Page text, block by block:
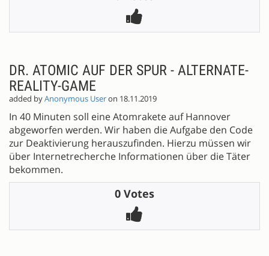
DR. ATOMIC AUF DER SPUR - ALTERNATE-
REALITY-GAME
added byAnonymous Useron 18.11.2019
In 40 Minuten soll eine Atomrakete auf Hannover
abgeworfen werden. Wir haben die Aufgabe den Code
zur Deaktivierung herauszufinden. Hierzu müssen wir
über Internetrecherche Informationen über die Täter
bekommen.
0 Votes